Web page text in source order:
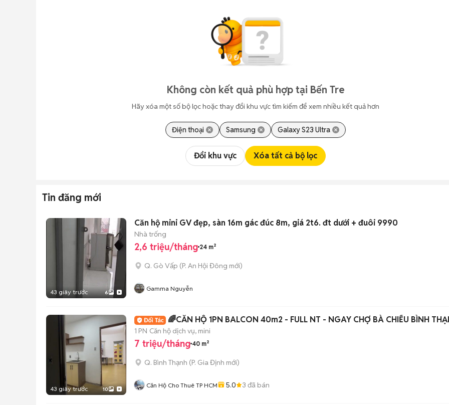
Không còn kết quả phù hợp tại Bến Tre
Hãy xóa một số bộ lọc hoặc thay đổi khu vực tìm kiếm để xem nhiều kết quả hơn
Điện thoại Samsung Galaxy S23 Ultra
Đổi khu vực Xóa tất cả bộ lọc
Tin đăng mới
43 giây trước 6
Căn hộ mini GV đẹp, sàn 16m gác đúc 8m, giá 2t6. đt dưới + đuôi 9990
Nhà trống
2,6 triệu/tháng 24 m²
Q. Gò Vấp (P. An Hội Đông mới)
Gamma Nguyễn
43 giây trước 10
🌈CĂN HỘ 1PN BALCON 40m2 - FULL NT - NGAY CHỢ BÀ CHIỂU BÌNH
1 PN Căn hộ dịch vụ, mini
7 triệu/tháng 40 m²
Q. Bình Thạnh (P. Gia Định mới)
Căn Hộ Cho Thuê TP HCM 5.0 3 đã bán